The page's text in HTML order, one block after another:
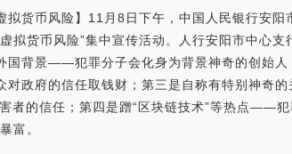
拟货币风险】11月8日下午，中国人民银行安阳
拟货币风险”集中宣传活动。人行安阳市中心支
国背景——犯罪分子会化身为背景神奇的创始人
政府的信任取钱财；第三是自称有特别神奇
者的信任；第四是蹭“区块链技术”等热点——
富。